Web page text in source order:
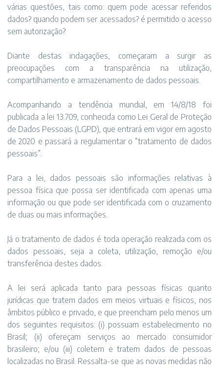
várias questões, tais como: quem pode acessar referidos
dados? quando podem ser acessados? é permitido o acesso
sem autorização?
Diante destas indagações, começaram a surgir as
preocupações com a transparência na utilização,
compartilhamento e armazenamento de dados pessoais.
Acompanhando a tendência mundial, em 14/8/18 foi
publicada a lei 13.709, conhecida como Lei Geral de Proteção
de Dados Pessoais (LGPD), que entrará em vigor em agosto
de 2020 e passará a regulamentar o “tratamento de dados
pessoais”.
Para a lei, dados pessoais são informações relativas à
pessoa física que possa ser identificada com apenas uma
informação ou que pode ser identificada com o cruzamento
de duas ou mais informações.
Já o tratamento de dados é toda operação realizada com os
dados pessoais, seja a coleta, utilização, remoção e/ou
transferência destes dados.
A lei será aplicada tanto para pessoas físicas quanto
jurídicas que tratem dados em meios virtuais e físicos, nos
âmbitos público e privado, e que preencham pelo menos um
dos seguintes requisitos: (i) possuam estabelecimento no
Brasil; (ii) ofereçam serviços ao mercado consumidor
brasileiro; e/ou (iii) coletem e tratem dados de pessoas
localizadas no Brasil. Ressalta-se que as novas medidas não